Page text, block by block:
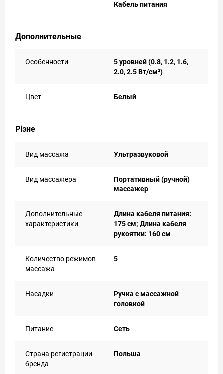
Кабель питания
Дополнительные
Особенности
5 уровней (0.8, 1.2, 1.6,
2.0, 2.5 Вт/см²)
Цвет Белый
Різне
Вид массажа Ультразвуковой
Вид массажера
Портативный (ручной)
массажер
Дополнительные
характеристики
Длина кабеля питания:
175 см; Длина кабеля
рукоятки: 160 см
Количество режимов
массажа
5
Насадки
Ручка с массажной
головкой
Питание Сеть
Страна регистрации
бренда
Польша